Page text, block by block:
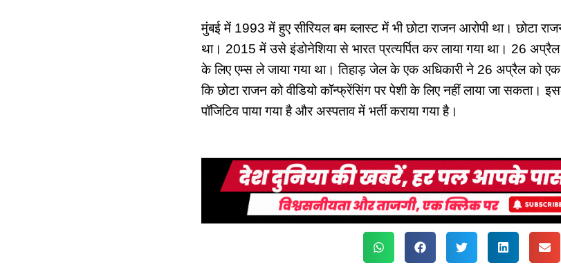
मुंबई में 1993 में हुए सीरियल बम ब्लास्ट में भी छोटा राजन आरोपी था। छोटा
था। 2015 में उसे इंडोनेशिया से भारत प्रत्यर्पित कर लाया गया था। 26
के लिए एम्स ले जाया गया था। तिहाड़ जेल के एक अधिकारी ने 26 अप्रैल को एक
कि छोटा राजन को वीडियो कॉन्फ्रेंसिंग पर पेशी के लिए नहीं लाया जा सकता।
पॉजिटिव पाया गया है और अस्पताव में भर्ती कराया गया है।